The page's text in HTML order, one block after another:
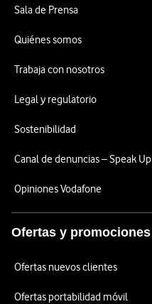
Sala de Prensa
Quiénes somos
Trabaja con nosotros
Legal y regulatorio
Sostenibilidad
Canal de denuncias – Speak Up
Opiniones Vodafone
Ofertas y promociones
Ofertas nuevos clientes
Ofertas portabilidad móvil